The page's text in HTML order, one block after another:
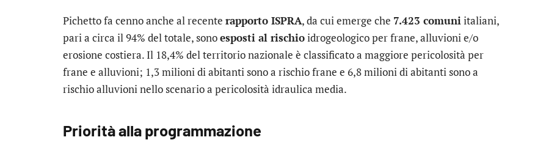
Pichetto fa cenno anche al recente rapporto ISPRA, da cui emerge che 7.423 comuniitaliani,
pari a circa il 94% del totale, sonoesposti al rischioidrogeologico per frane, alluvioni e/o
erosione costiera. Il 18,4% del territorio nazionale è classificato a maggiore pericolosità per
frane e alluvioni; 1,3 milioni di abitanti sono a rischio frane e 6,8 milioni di abitanti sono a
rischio alluvioni nello scenario a pericolosità idraulica media.
Priorità alla programmazione